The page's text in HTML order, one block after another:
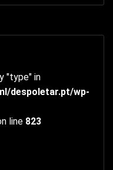
"type" in
despoletar.pt/wp-
line 823